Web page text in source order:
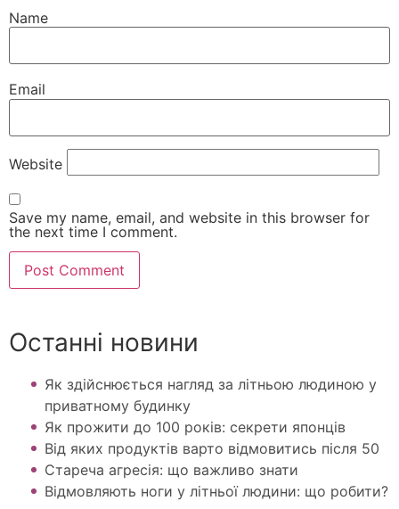
Name
Email
Website
Save my name, email, and website in this browser for
the next time I comment.
Останні новини
Як здійснюється нагляд за літньою людиною у
приватному будинку
Як прожити до 100 років: секрети японців
Від яких продуктів варто відмовитись після 50
Стареча агресія: що важливо знати
Відмовляють ноги у літньої людини: що робити?